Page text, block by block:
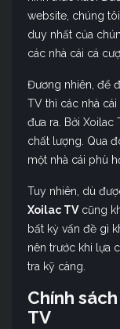
website, chúng
duy nhất của
các nhà cái cá
Đương nhiên, để
TV thì các nhà
đưa ra. Bởi Xoilac
chất lượng. Qua
một nhà cái phù
Tuy nhiên, dù
Xoilac TVcũng
bất kỳ vấn đề gì
nên trước khi lựa
tra kỹ càng.
Chính
TV